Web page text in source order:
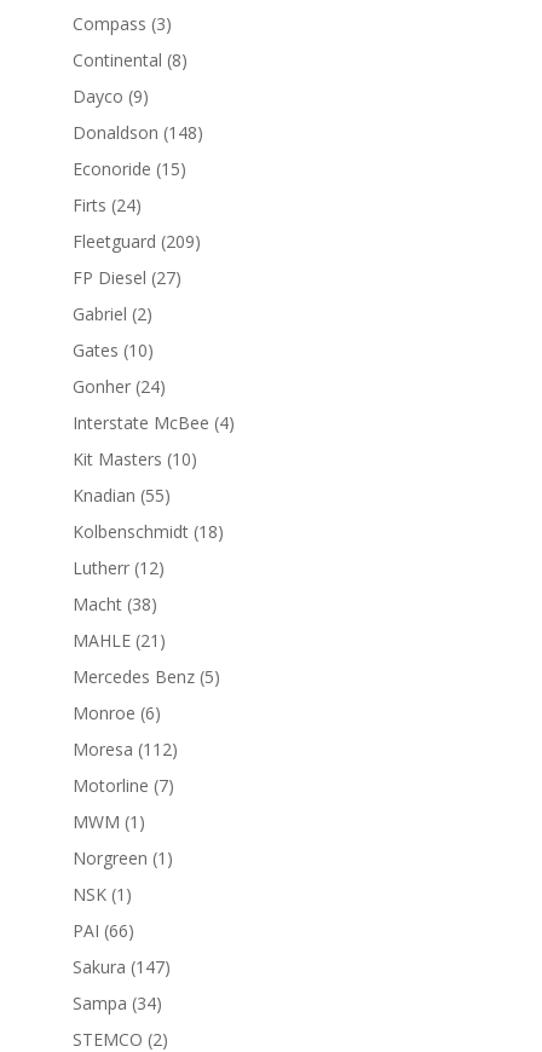
productos
Compass 33
productos
Continental 88
Dayco 99
productos
Donaldson 148148
Econoride 1515
Firts 2424
productos
Fleetguard 209209
FP Diesel 2727
Gabriel 22
productos
Gates 1010
productos
Gonher 2424
productos
Interstate McBee 44
Kit Masters 1010
Knadian 5555
productos
Kolbenschmidt 1818
Lutherr 1212
Macht 3838
productos
MAHLE 21 21
productos
Mercedes Benz 55
Monroe 66
productos
Moresa 112112
productos
Motorline 77
MWM 1 1
producto
Norgreen 1 1
NSK 1 1
producto
PAI 6666
productos
Sakura 147147
Sampa 3434
productos
STEMCO 22